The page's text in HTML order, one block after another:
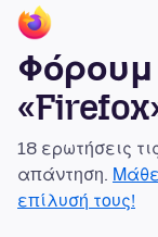
Φόρουμ
18 ερωτήσεις
απάντηση.
επίλυσή τους!